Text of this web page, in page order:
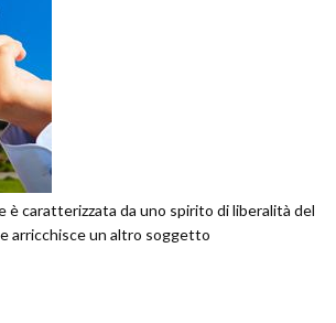
è caratterizzata da uno spirito di liberalità del
arricchisce un altro soggetto